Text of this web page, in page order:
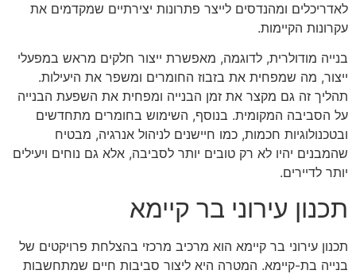
לאדריכלים ומהנדסים לייצר פתרונות יצירתיים שמקדמים את
עקרונות הקיימות.
בנייה מודולרית, לדוגמה, מאפשרת ייצור חלקים מראש במפעלי
ייצור, מה שמפחית את בזבוז החומרים ומשפר את היעילות.
תהליך זה גם מקצר את זמן הבנייה ומפחית את השפעת הבנייה
על הסביבה המקומית. בנוסף, השימוש בחומרים מתחדשים
ובטכנולוגיות חכמות, כמו חיישנים לניהול אנרגיה, מבטיח
שהמבנים יהיו לא רק טובים יותר לסביבה, אלא גם נוחים ויעילים
יותר לדיירים.
תכנון עירוני בר קיימא
תכנון עירוני בר קיימא הוא מרכיב מרכזי בהצלחת פרויקטים של
בנייה בת-קיימא. המטרה היא ליצור סביבות חיים שמתחשבות